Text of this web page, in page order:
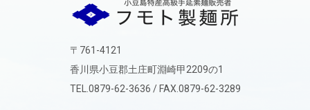
〒761-4121
香川県小豆郡土庄町淵崎甲2209の1
TEL.0879-62-3636 / FAX.0879-62-3289